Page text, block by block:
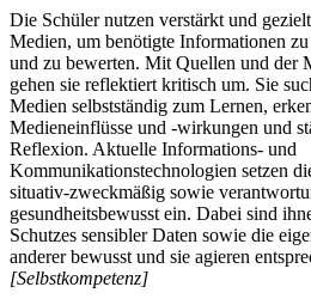
Die Schüler nutzen verstärkt und
Medien, um benötigte Informationen
und zu bewerten. Mit Quellen und der
gehen sie reflektiert kritisch um. Sie
Medien selbstständig zum Lernen,
Medieneinflüsse und -wirkungen und
Reflexion. Aktuelle Informations- und
Kommunikationstechnologien setzen
situativ-zweckmäßig sowie
gesundheitsbewusst ein. Dabei sind
Schutzes sensibler Daten sowie die
anderer bewusst und sie agieren
[Selbstkompetenz]